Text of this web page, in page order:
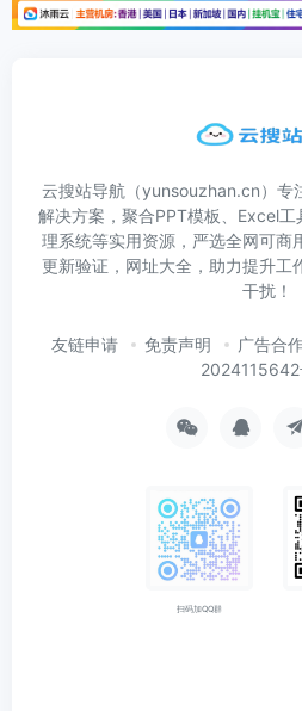
云搜站导航（yunsouzhan.cn）专
解决方案，聚合PPT模板、Excel
理系统等实用资源，严选全网可商
更新验证，网址大全，助力提升工
干扰！
友链申请 免责声明 广告合
扫码加QQ群